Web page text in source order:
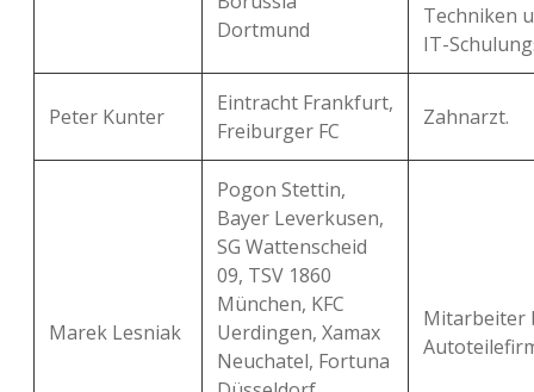
Dortmund
Techniken
IT-
Peter Kunter
Eintracht Frankfurt,
Freiburger FC
Zahnarzt.
Marek Lesniak
Pogon Stettin,
Bayer Leverkusen,
SG Wattenscheid
09, TSV 1860
München, KFC
Uerdingen, Xamax
Neuchatel, Fortuna
Mitarbeiter